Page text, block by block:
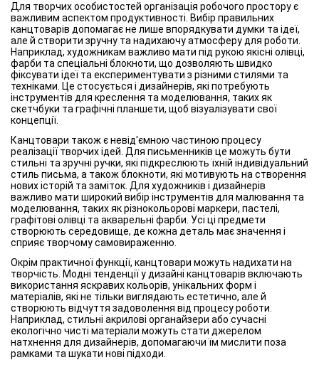
Для творчих особистостей організація робочого простору є
важливим аспектом продуктивності. Вибір правильних
канцтоварів допомагає не лише впорядкувати думки та ідеї,
але й створити зручну та надихаючу атмосферу для роботи.
Наприклад, художникам важливо мати під рукою якісні олівці,
фарби та спеціальні блокноти, що дозволяють швидко
фіксувати ідеї та експериментувати з різними стилями та
техніками. Це стосується і дизайнерів, які потребують
інструментів для креслення та моделювання, таких як
скетчбуки та графічні планшети, щоб візуалізувати свої
концепції.
Канцтовари також є невід'ємною частиною процесу
реалізації творчих ідей. Для письменників це можуть бути
стильні та зручні ручки, які підкреслюють їхній індивідуальний
стиль письма, а також блокноти, які мотивують на створення
нових історій та заміток. Для художників і дизайнерів
важливо мати широкий вибір інструментів для малювання та
моделювання, таких як різнокольорові маркери, пастелі,
графітові олівці та акварельні фарби. Усі ці предмети
створюють середовище, де кожна деталь має значення і
сприяє творчому самовираженню.
Окрім практичної функції, канцтовари можуть надихати на
творчість. Модні тенденції у дизайні канцтоварів включають
використання яскравих кольорів, унікальних форм і
матеріалів, які не тільки виглядають естетично, але й
створюють відчуття задоволення від процесу роботи.
Наприклад, стильні акрилові органайзери або сучасні
екологічно чисті матеріали можуть стати джерелом
натхнення для дизайнерів, допомагаючи їм мислити поза
рамками та шукати нові підходи.